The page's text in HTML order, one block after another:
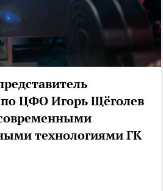
ЦФО Игорь Щёголев
технологиями ГК